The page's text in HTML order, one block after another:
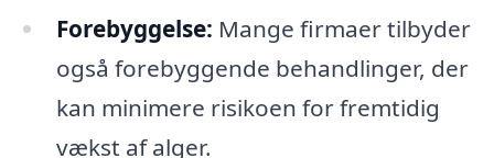
Forebyggelse: Mange firmaer tilbyder
også forebyggende behandlinger, der
kan minimere risikoen for fremtidig
vækst af alger.